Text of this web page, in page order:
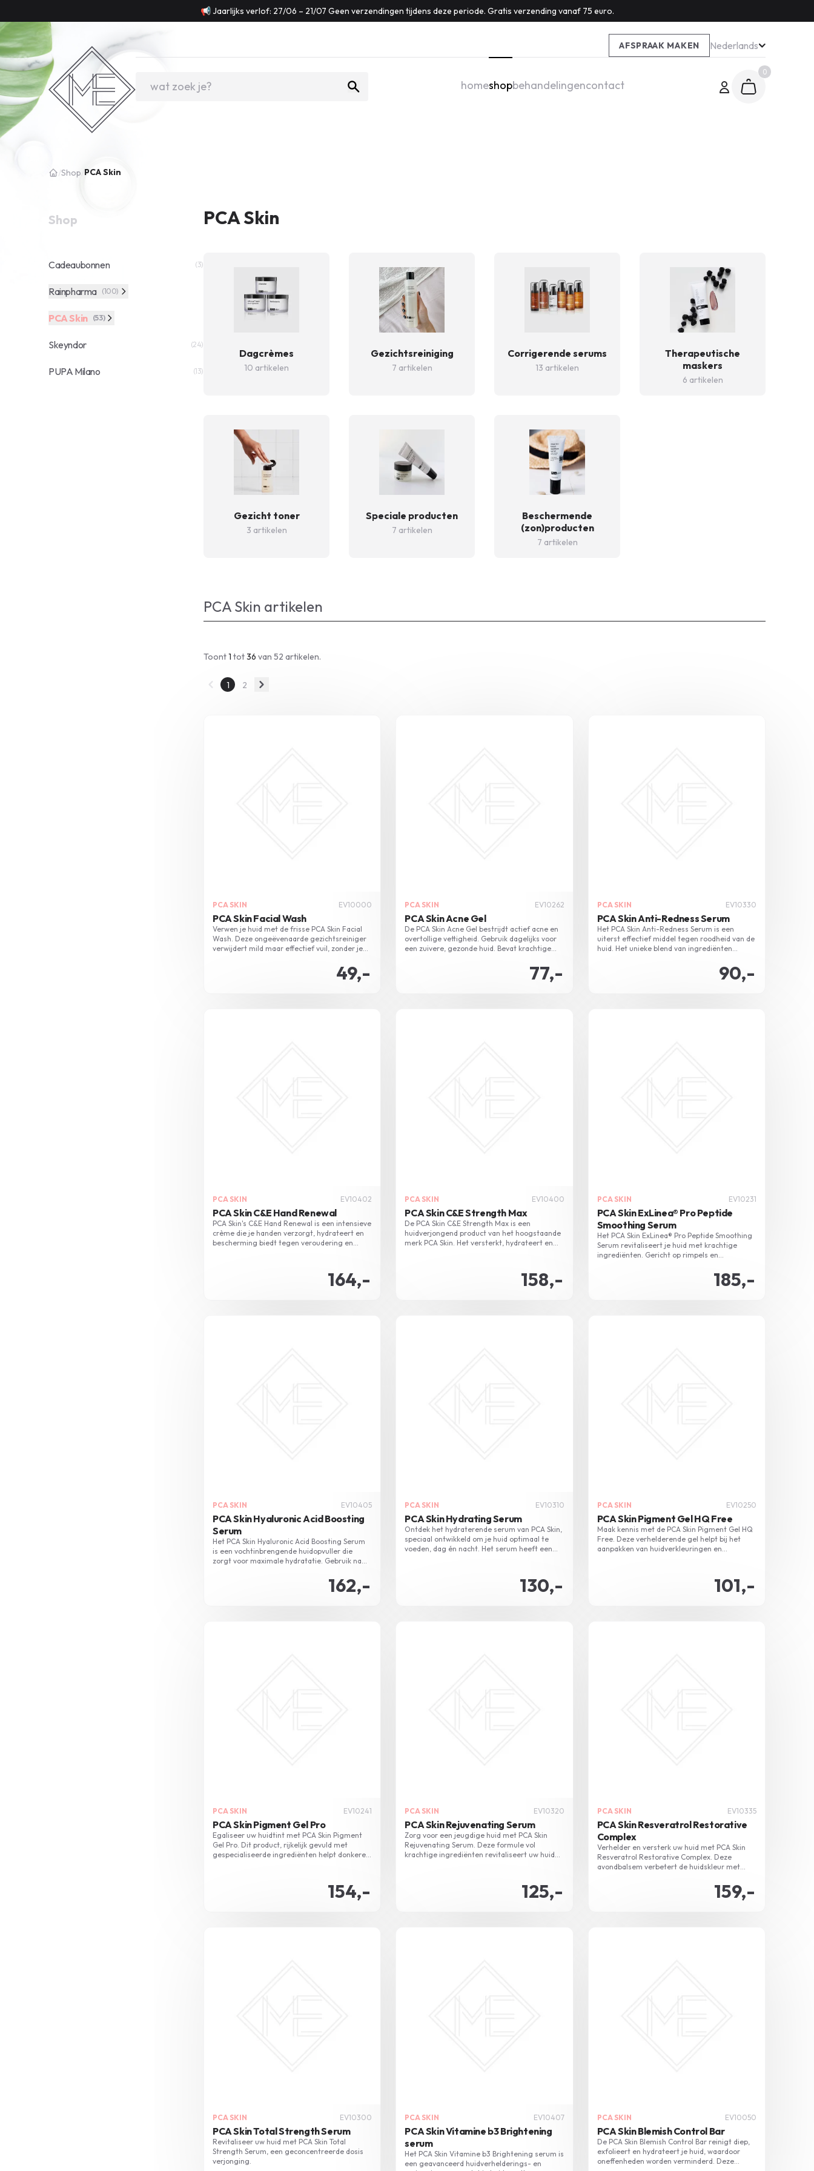
📢 Jaarlijks verlof: 27/06 – 21/07 Geen verzendingen tijdens deze periode. Gratis verzending vanaf 75 euro.
AFSPRAAK MAKEN Nederlands
homeshopbehandelingencontact
0
/Shop PCA Skin
Shop
Cadeaubonnen (3)
Rainpharma (100)
PCA Skin (53)
Skeyndor (24)
PUPA Milano (13)
PCA Skin
Dagcrèmes
10 artikelen
Gezichtsreiniging
7 artikelen
Corrigerende serums
13 artikelen
Therapeutische
maskers
6 artikelen
Gezicht toner
3 artikelen
Speciale producten
7 artikelen
Beschermende
(zon)producten
7 artikelen
PCA Skin artikelen
Toont1 tot36 van 52 artikelen.
1 2
PCA SKIN EV10000
PCA Skin Facial Wash
Verwen je huid met de frisse PCA Skin Facial
Wash. Deze ongeëvenaarde gezichtsreiniger
verwijdert mild maar effectief vuil, zonder je
49,-
PCA SKIN EV10262
PCA Skin Acne Gel
De PCA Skin Acne Gel bestrijdt actief acne en
overtollige vettigheid. Gebruik dagelijks voor
een zuivere, gezonde huid. Bevat krachtige
77,-
PCA SKIN EV10330
PCA Skin Anti-Redness Serum
Het PCA Skin Anti-Redness Serum is een
uiterst effectief middel tegen roodheid van de
huid. Het unieke blend van ingrediënten
in een kalme en gezonde uitstraling.90,-
PCA SKIN EV10402
PCA Skin C&E Hand Renewal
PCA Skin's C&E Hand Renewal is een intensieve
crème die je handen verzorgt, hydrateert en
bescherming biedt tegen veroudering en
164,-
PCA SKIN EV10400
PCA Skin C&E Strength Max
De PCA Skin C&E Strength Max is een
huidverjongend product van het hoogstaande
merk PCA Skin. Het versterkt, hydrateert en
158,-
PCA SKIN EV10231
PCA Skin ExLinea® Pro Peptide
Smoothing Serum
Het PCA Skin ExLinea® Pro Peptide Smoothing
Serum revitaliseert je huid met krachtige
ingrediënten. Gericht op rimpels en
delicate zones rond ogen, voorhoofd en mond.
185,-
PCA SKIN EV10405
PCA Skin Hyaluronic Acid Boosting
Serum
Het PCA Skin Hyaluronic Acid Boosting Serum
is een vochtinbrengende huidopvuller die
zorgt voor maximale hydratatie. Gebruik na
162,-
PCA SKIN EV10310
PCA Skin Hydrating Serum
Ontdek het hydraterende serum van PCA Skin,
speciaal ontwikkeld om je huid optimaal te
voeden, dag én nacht. Het serum heeft een
130,-
PCA SKIN EV10250
PCA Skin Pigment Gel HQ Free
Maak kennis met de PCA Skin Pigment Gel HQ
Free. Deze verhelderende gel helpt bij het
aanpakken van huidverkleuringen en
101,-
PCA SKIN EV10241
PCA Skin Pigment Gel Pro
Egaliseer uw huidtint met PCA Skin Pigment
Gel Pro. Dit product, rijkelijk gevuld met
gespecialiseerde ingrediënten helpt donkere
154,-
PCA SKIN EV10320
PCA Skin Rejuvenating Serum
Zorg voor een jeugdige huid met PCA Skin
Rejuvenating Serum. Deze formule vol
krachtige ingrediënten revitaliseert uw huid
125,-
PCA SKIN EV10335
PCA Skin Resveratrol Restorative
Complex
Verhelder en versterk uw huid met PCA Skin
Resveratrol Restorative Complex. Deze
avondbalsem verbetert de huidskleur met
159,-
PCA SKIN EV10300
PCA Skin Total Strength Serum
Revitaliseer uw huid met PCA Skin Total
Strength Serum, een geconcentreerde dosis
verjonging.
PCA SKIN EV10407
PCA Skin Vitamine b3 Brightening
serum
Het PCA Skin Vitamine b3 Brightening serum is
een geavanceerd huidverhelderings- en
PCA SKIN EV10050
PCA Skin Blemish Control Bar
De PCA Skin Blemish Control Bar reinigt diep,
exfolieert en hydrateert je huid, waardoor
oneffenheden worden verminderd. Deze